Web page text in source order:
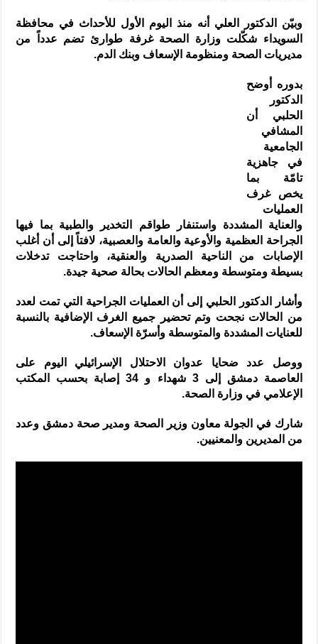
وبيّن الدكتور العلي أنه منذ اليوم الأول للأحداث في محافظة
السويداء شكّلت وزارة الصحة غرفة طوارئ تضم عدداً من
مديريات الصحة ومنظومة الإسعاف وبنك الدم.
بدوره أوضح
الدكتور
الحلبي أن
المشافي
الجامعية
في جاهزية
تامّة بما
يخص غرف
العمليات
والعناية المشددة واستنفار طواقم التخدير والطبية بما فيها
الجراحة العظمية والأوعية والعامة والعصبية، لافتاً إلى أن أغلب
الإصابات من الناحية الصدرية والعنقية، واحتاجت تدخلات
بسيطة ومتوسطة ومعظم الحالات بحالة صحية جيدة.
وأشار الدكتور الحلبي إلى أن العمليات الجراحية التي تمت لعدد
من الحالات نجحت وتم تحضير جميع الغرف الإضافية بالنسبة
للعنايات المشددة والمتوسطة وأسرّة الإسعاف.
ووصل عدد ضحايا عدوان الاحتلال الإسرائيلي اليوم على
العاصمة دمشق إلى 3 شهداء و 34 إصابة بحسب المكتب
الإعلامي في وزارة الصحة.
شارك في الجولة معاون وزير الصحة ومدير صحة دمشق وعدد
من المديرين والمعنيين.